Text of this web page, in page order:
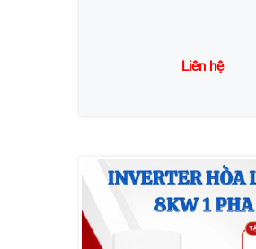
Liên hệ